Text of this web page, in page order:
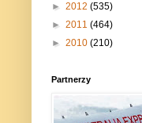
► 2012 (535)
► 2011 (464)
► 2010 (210)
Partnerzy